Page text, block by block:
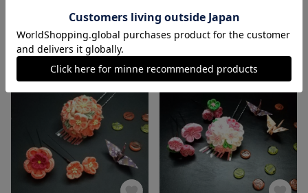
つまみ細工のヘアクリップ 全6種類
展示中
展示中
残り1点